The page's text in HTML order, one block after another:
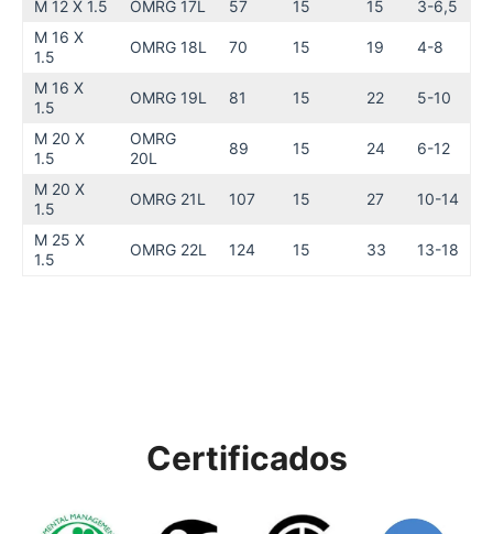
M 12 X 1.5 OMRG 17L 57 15 15
3-6,5
M 16 X
1.5
OMRG 18L 70 15 19 4-8
M 16 X
1.5
OMRG 19L 81 15 22 5-10
M 20 X
1.5
OMRG
20L
89 15 24 6-12
M 20 X
1.5
OMRG 21L 107 15 27 10-14
M 25 X
1.5
OMRG 22L 124 15 33 13-18
Certificados